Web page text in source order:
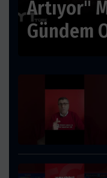
Artıyor"
Gündem